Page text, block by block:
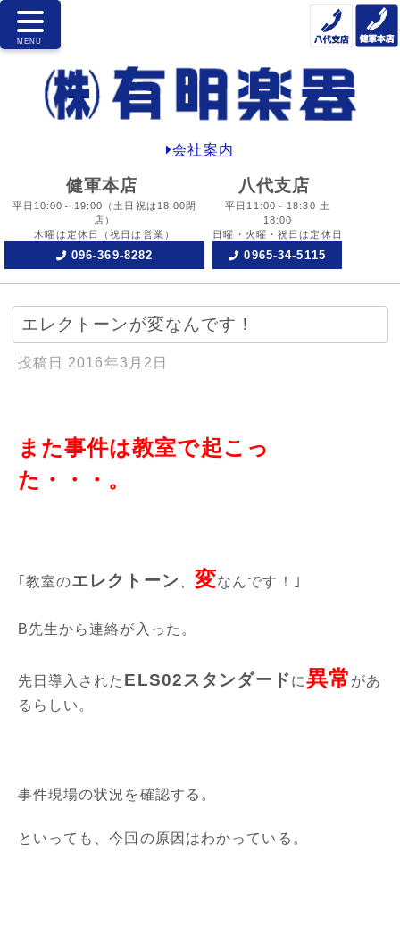
会社案内
健軍本店
平日10:00～19:00
（土日祝は18:00閉
店）
木曜は定休日
（祝日は営業）
096-369-8282
八代支店
平日11:00～18:30 土
18:00
日曜・火曜・祝日は定休日
0965-34-5115
エレクトーンが変なんです！
投稿日 2016年3月2日
また事件は教室で起こっ
た・・・。
｢教室のエレクトーン 変なんです！｣
B先生から連絡が入った。
先日導入された ELS02スタンダードに異常 があ
るらしい。
事件現場の状況を確認する。
といっても、今回の原因はわかっている。